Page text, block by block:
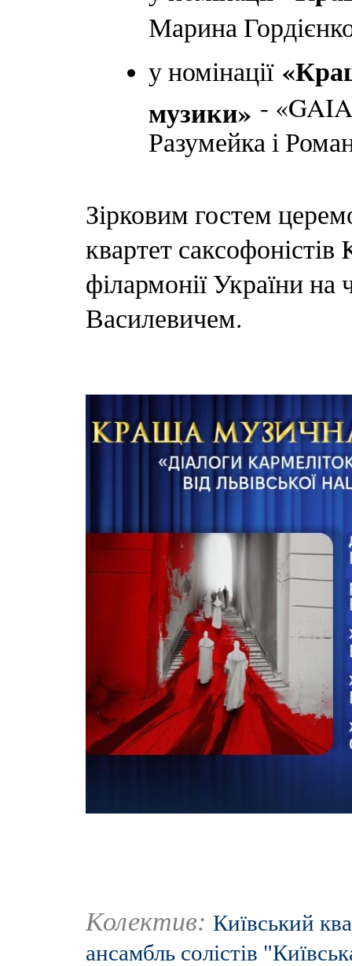
Марина
у номінації
музики» -
Разумейка і
Зірковим гостем
квартет
філармонії України
Василевичем.
Колектив: Київський
ансамбль солістів